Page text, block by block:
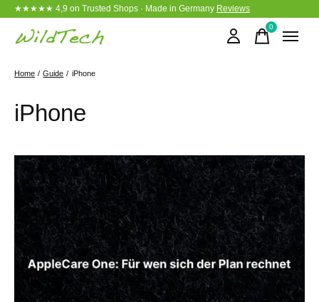
★★★★★ 4,9 on Trusted Shops · Made in Germany Reviews
0items
Home / Guide / iPhone
iPhone